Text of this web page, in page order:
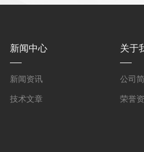
新闻中心
新闻资讯
技术文章
关于
公司
荣誉